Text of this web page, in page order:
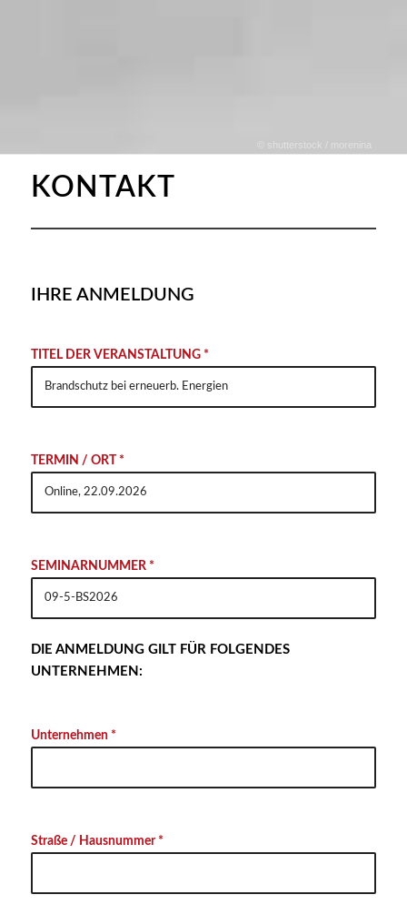
© shutterstock / morenina
KONTAKT
IHRE ANMELDUNG
TITEL DER VERANSTALTUNG *
TERMIN / ORT *
SEMINARNUMMER *
DIE ANMELDUNG GILT FÜR FOLGENDES
UNTERNEHMEN:
Unternehmen *
Straße / Hausnummer *